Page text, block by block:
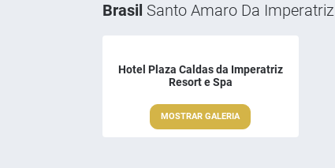
Brasil Santo Amaro Da Imperatriz
Hotel Plaza Caldas da Imperatriz
Resort e Spa
MOSTRAR GALERIA